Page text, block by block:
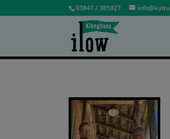
03841 / 385927